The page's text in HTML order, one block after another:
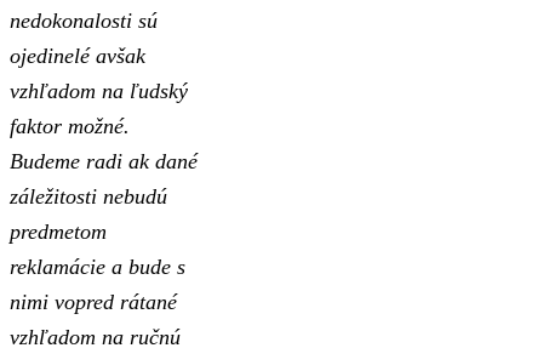
nedokonalosti sú
ojedinelé avšak
vzhľadom na ľudský
faktor možné.
Budeme radi ak dané
záležitosti nebudú
predmetom
reklamácie a bude s
nimi vopred rátané
vzhľadom na ručnú